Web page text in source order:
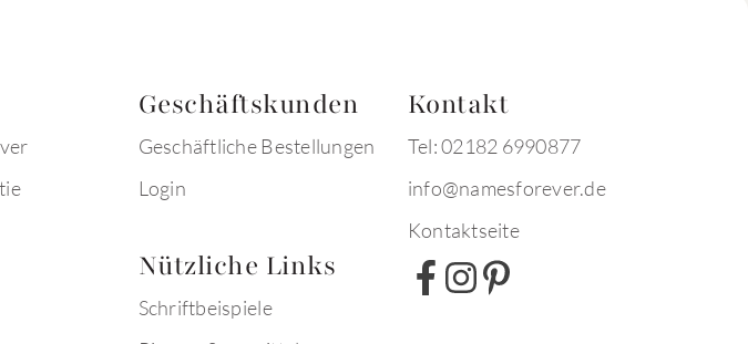
Geschäftskunden
Geschäftliche Bestellungen
Login
Nützliche Links
Schriftbeispiele
Kontakt
Tel: 02182 6990877
info@namesforever.de
Kontaktseite